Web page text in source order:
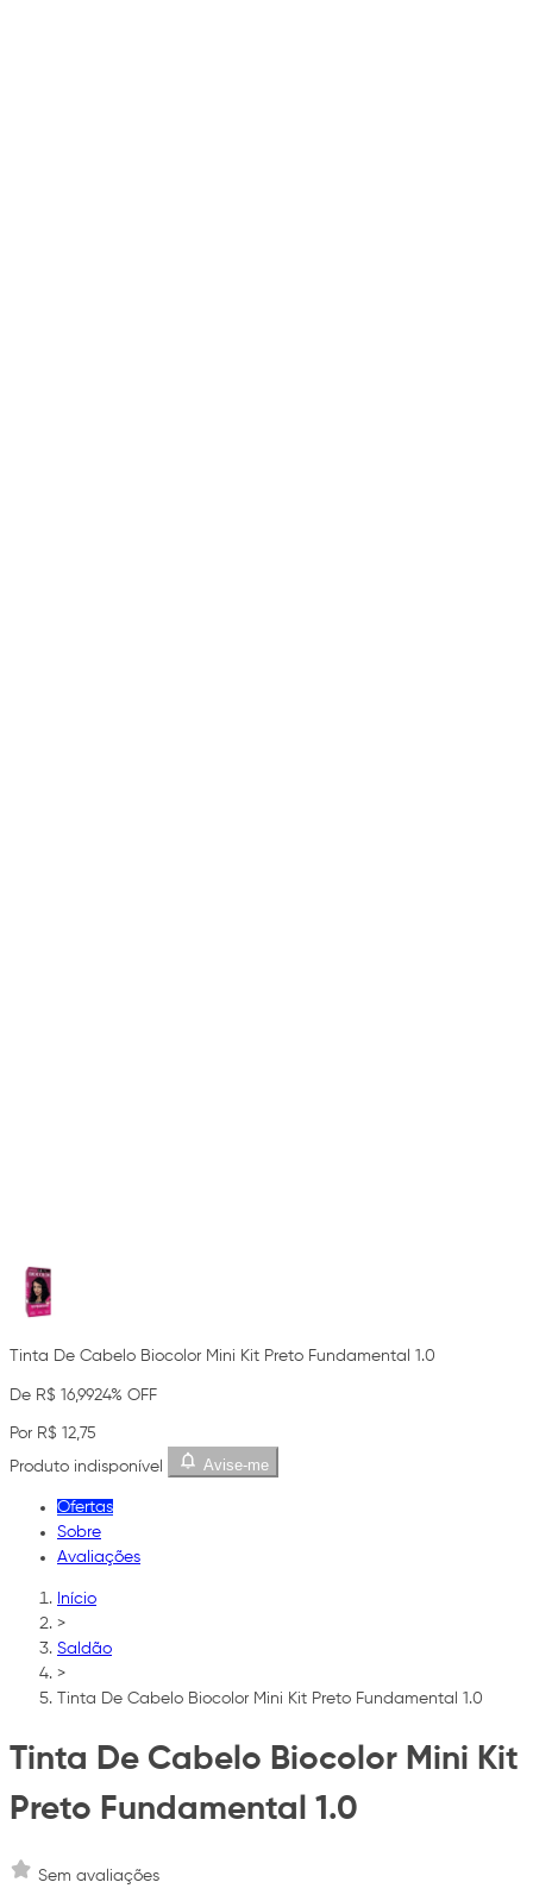
Tinta De Cabelo Biocolor Mini Kit Preto Fundamental 1.0
De R$ 16,9924% OFF
Por R$ 12,75
Produto indisponível
Avise-me
Ofertas
Sobre
Avaliações
Início
>
Saldão
>
Tinta De Cabelo Biocolor Mini Kit Preto Fundamental 1.0
Tinta De Cabelo Biocolor Mini Kit
Preto Fundamental 1.0
Sem avaliações